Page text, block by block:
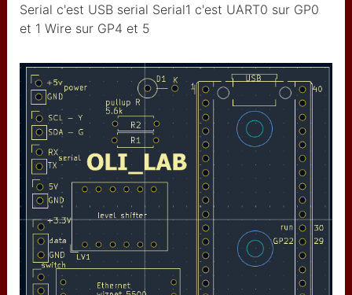
Serial c'est USB serial Serial1 c'est UART0 sur GP0
et 1 Wire sur GP4 et 5
Teensy 2
ESP8266 wemos mini pro
d1
ESP32
lecteur code à barre
itead studio iboard
CAP1188 I2C SPI touch
Usine and Co
robocopy